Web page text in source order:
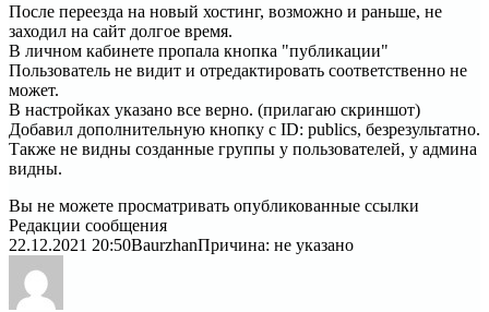
После переезда на новый хостинг, возможно и раньше, не
заходил на сайт долгое время.
В личном кабинете пропала кнопка "публикации"
Пользователь не видит и отредактировать соответственно не
может.
В настройках указано все верно. (прилагаю скриншот)
Добавил дополнительную кнопку с ID: publics, безрезультатно.
Также не видны созданные группы у пользователей, у админа
видны.
Вы не можете просматривать опубликованные ссылки
Редакции сообщения
22.12.2021 20:50BaurzhanПричина: не указано